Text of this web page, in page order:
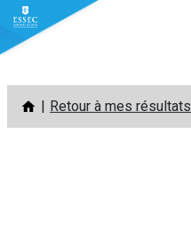
Aller
contenu
Retour à mes résultats